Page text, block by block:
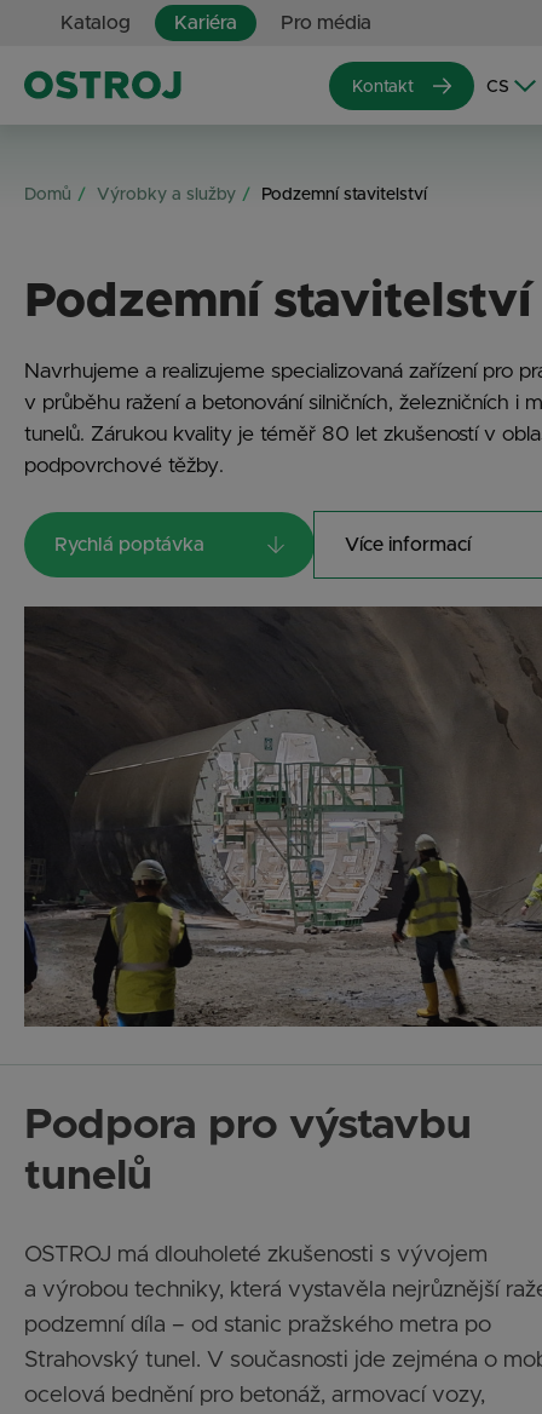
Katalog Kariéra Pro média
Kontakt
Domů Výrobky a služby Podzemní stavitelství
Podzemní stavitelství
Navrhujeme a realizujeme specializovaná zařízení pro
v průběhu ražení a betonování silničních, železničních i
tunelů. Zárukou kvality je téměř 80 let zkušeností v
podpovrchové těžby.
Rychlá poptávka Více informací
Podpora pro výstavbu
tunelů
OSTROJ má dlouholeté zkušenosti s vývojem
a výrobou techniky, která vystavěla nejrůznější
podzemní díla – od stanic pražského metra po
Strahovský tunel. V současnosti jde zejména o
ocelová bednění pro betonáž, armovací vozy,